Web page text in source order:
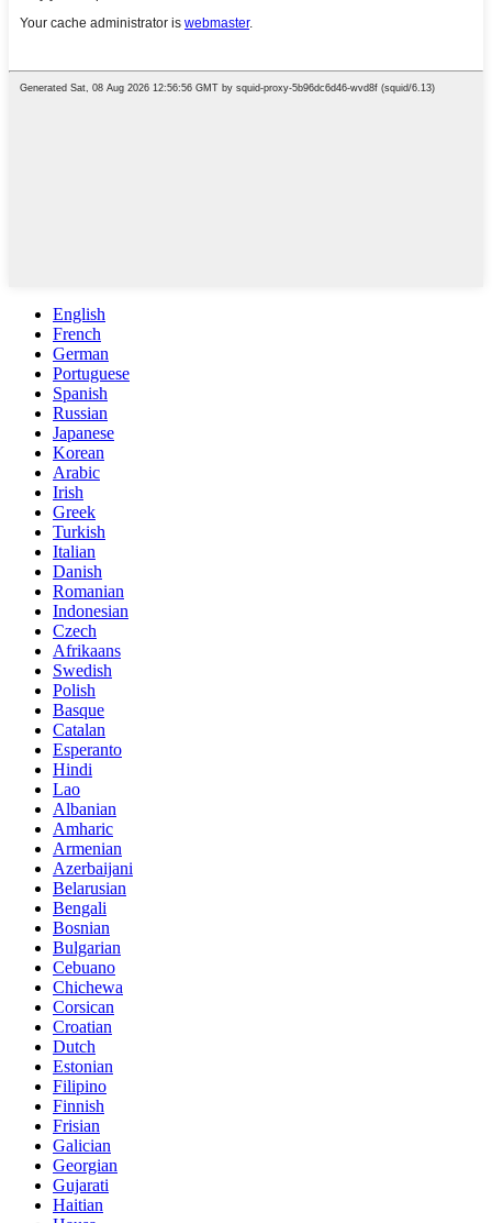
English
French
German
Portuguese
Spanish
Russian
Japanese
Korean
Arabic
Irish
Greek
Turkish
Italian
Danish
Romanian
Indonesian
Czech
Afrikaans
Swedish
Polish
Basque
Catalan
Esperanto
Hindi
Lao
Albanian
Amharic
Armenian
Azerbaijani
Belarusian
Bengali
Bosnian
Bulgarian
Cebuano
Chichewa
Corsican
Croatian
Dutch
Estonian
Filipino
Finnish
Frisian
Galician
Georgian
Gujarati
Haitian